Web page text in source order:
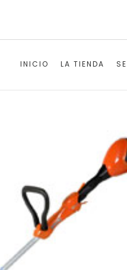
INICIO LA TIENDA